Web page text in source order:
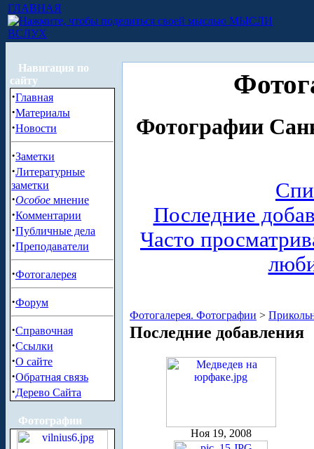
ГЛАВНАЯ
МЫСЛИ
ВСЛУХ
Навигация по
сайту
·Главная
·Материалы
·Новости
·Заметки
·Литературные
заметки
·Особое мнение
·Комментарии
·Публичные дела
·Преподаватели
·Фотогалерея
·Форум
·Справочная
·Ссылки
·О сайте
·Обратная связь
·Дерево Сайта
Фотографии
Фотографии
Последние
Часто
Фотогалерея. Фотографии >
Последние добавления
Ноя 19, 2008